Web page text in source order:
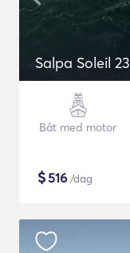
Salpa Soleil 23
Båt med motor
$516 /dag